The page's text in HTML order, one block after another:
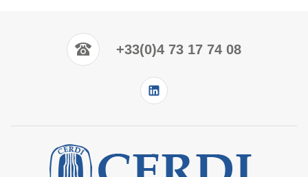
+33(0)4 73 17 74 08